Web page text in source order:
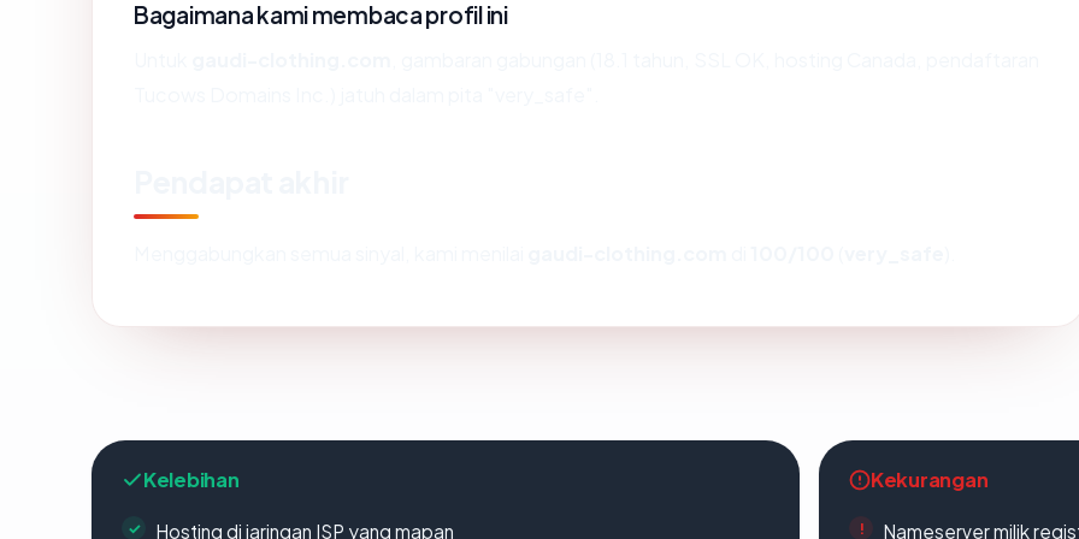
Bagaimana kami membaca profil ini
Kelebihan
Hosting di jaringan ISP yang mapan
Kekurangan
Nameserver milik